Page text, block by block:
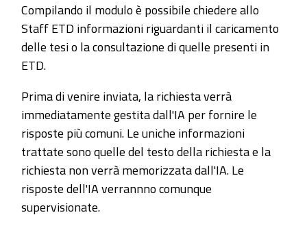
Compilando il modulo è possibile chiedere allo
Staff ETD informazioni riguardanti il caricamento
delle tesi o la consultazione di quelle presenti in
ETD.
Prima di venire inviata, la richiesta verrà
immediatamente gestita dall'IA per fornire le
risposte più comuni. Le uniche informazioni
trattate sono quelle del testo della richiesta e la
richiesta non verrà memorizzata dall'IA. Le
risposte dell'IA verrannno comunque
supervisionate.